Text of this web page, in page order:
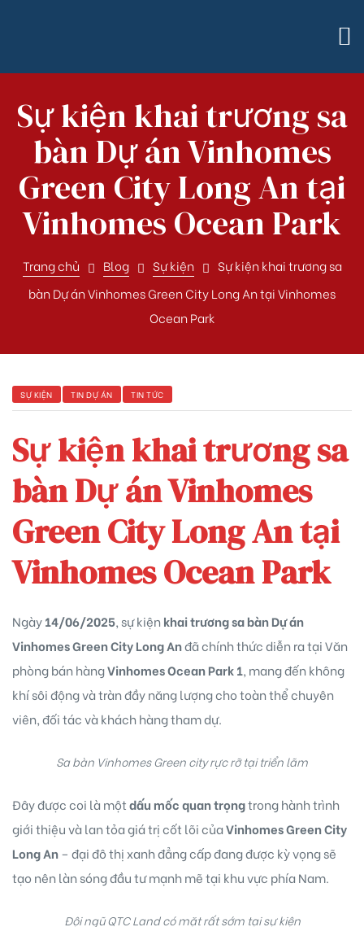
Hải
Sự kiện khai trương sa
bàn Dự án Vinhomes
Green City Long An tại
Vinhomes Ocean Park
Trang chủ Blog Sự kiện
Sự kiện khai trương sa
bàn Dự án Vinhomes Green City Long An tại Vinhomes
Ocean Park
SỰ KIỆN TIN DỰ ÁN TIN TỨC
Sự kiện khai trương sa
bàn Dự án Vinhomes
Green City Long An tại
Vinhomes Ocean Park
Ngày14/06/2025, sự kiệnkhai trương sa bàn Dự án
Vinhomes Green City Long Anđã chính thức diễn ra tại Văn
phòng bán hàngVinhomes Ocean Park 1, mang đến không
khí sôi động và tràn đầy năng lượng cho toàn thể chuyên
viên, đối tác và khách hàng tham dự.
Sa bàn Vinhomes Green city rực rỡ tại triển lãm
Đây được coi là mộtdấu mốc quan trọngtrong hành trình
giới thiệu và lan tỏa giá trị cốt lõi củaVinhomes Green City
Long An– đại đô thị xanh đẳng cấp đang được kỳ vọng sẽ
tạo nên làn sóng đầu tư mạnh mẽ tại khu vực phía Nam.
Đội ngũ QTC Land có mặt rất sớm tại sự kiện